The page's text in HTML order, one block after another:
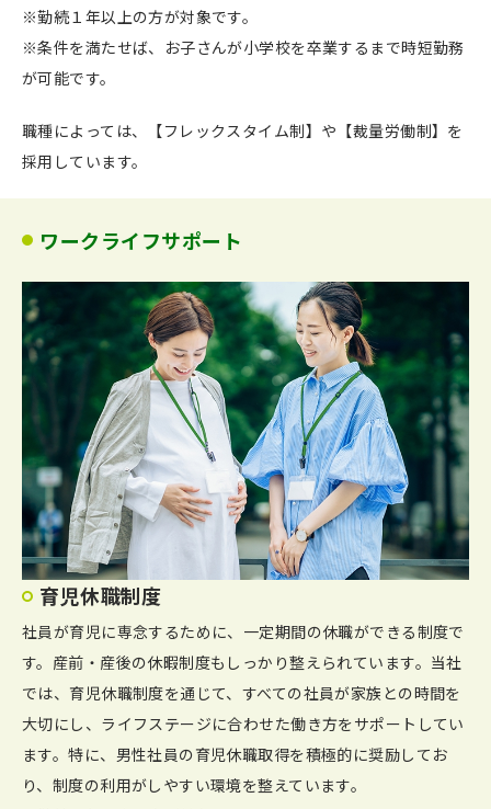
※勤続１年以上の方が対象です。
※条件を満たせば、お子さんが小学校を卒業するまで時短勤務
が可能です。
職種によっては、【フレックスタイム制】や【裁量労働制】を
採用しています。
ワークライフサポート
育児休職制度
社員が育児に専念するために、一定期間の休職ができる制度で
す。産前・産後の休暇制度もしっかり整えられています。当社
では、育児休職制度を通じて、すべての社員が家族との時間を
大切にし、ライフステージに合わせた働き方をサポートしてい
ます。特に、男性社員の育児休職取得を積極的に奨励してお
り、制度の利用がしやすい環境を整えています。